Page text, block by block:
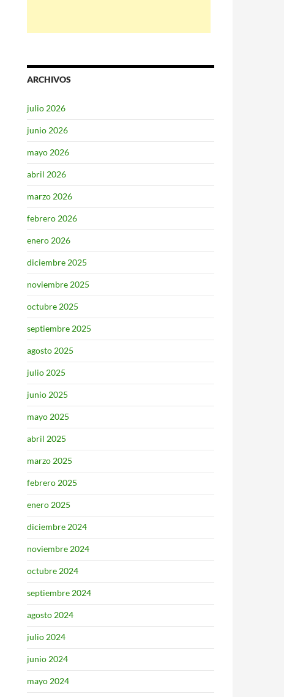
ARCHIVOS
julio 2026
junio 2026
mayo 2026
abril 2026
marzo 2026
febrero 2026
enero 2026
diciembre 2025
noviembre 2025
octubre 2025
septiembre 2025
agosto 2025
julio 2025
junio 2025
mayo 2025
abril 2025
marzo 2025
febrero 2025
enero 2025
diciembre 2024
noviembre 2024
octubre 2024
septiembre 2024
agosto 2024
julio 2024
junio 2024
mayo 2024